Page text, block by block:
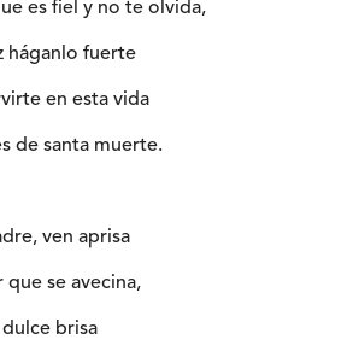
es fiel y no te olvida,
háganlo fuerte
en esta vida
de santa muerte.
ven aprisa
que se avecina,
brisa